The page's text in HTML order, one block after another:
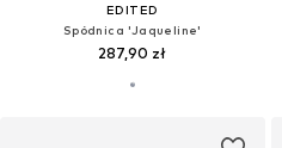
EDITED
Spódnica 'Jaqueline'
287,90 zł